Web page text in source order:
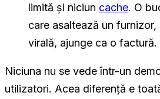
limită și niciun cache. O
care asaltează un furnizor,
virală, ajunge ca o factură.
Niciuna nu se vede într-un
utilizatori. Acea diferență e